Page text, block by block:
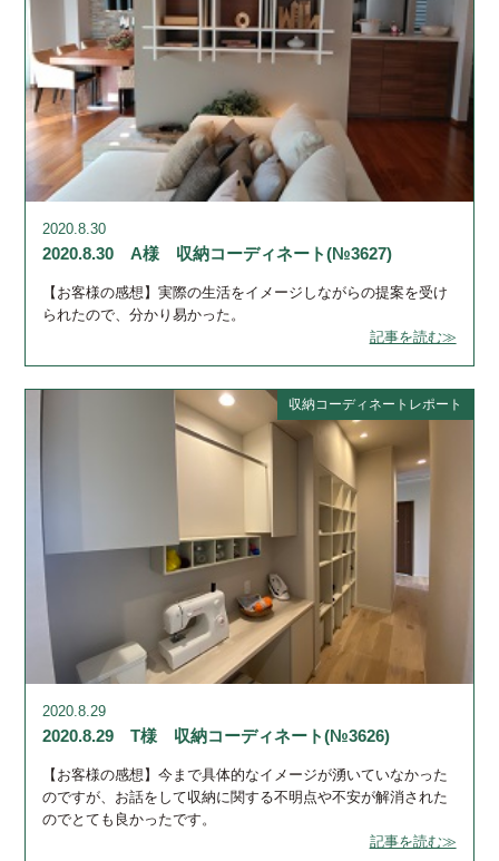
2020.8.30
2020.8.30 A様 収納コーディネート(№3627)
【お客様の感想】実際の生活をイメージしながらの提案を受け
られたので、分かり易かった。
記事を読む≫
収納コーディネートレポート
2020.8.29
2020.8.29 T様 収納コーディネート(№3626)
【お客様の感想】今まで具体的なイメージが湧いていなかった
のですが、お話をして収納に関する不明点や不安が解消された
のでとても良かったです。
記事を読む≫